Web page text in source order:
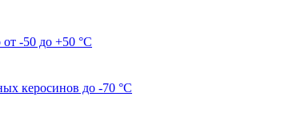
от -50 до +50 °С
керосинов до -70 °С